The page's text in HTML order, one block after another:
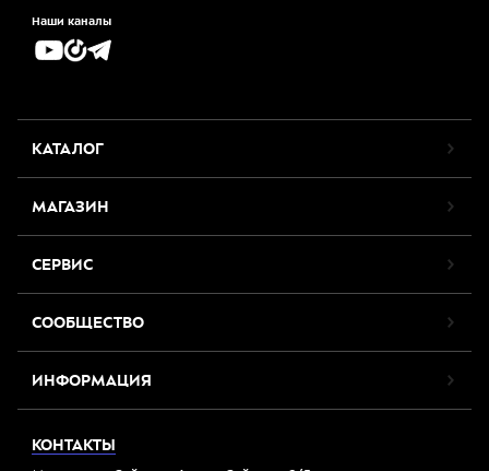
Наши каналы
КАТАЛОГ
МАГАЗИН
СЕРВИС
СООБЩЕСТВО
ИНФОРМАЦИЯ
КОНТАКТЫ